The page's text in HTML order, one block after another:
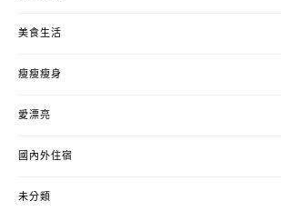
美食生活
瘦瘦瘦身
愛漂亮
國內外住宿
未分類